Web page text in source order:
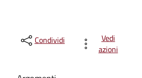
Condividi
Vedi
azioni